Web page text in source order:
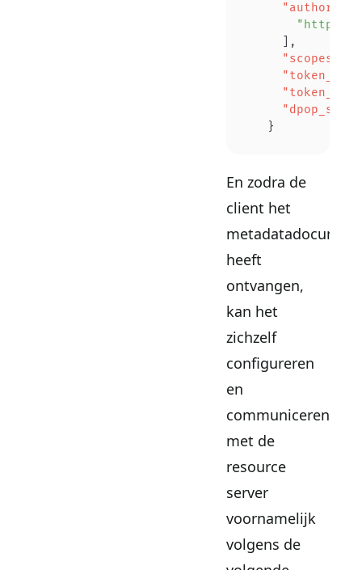
     ],
   }
En zodra de
client het
metadatadocument
heeft
ontvangen,
kan het
zichzelf
configureren
en
communiceren
met de
resource
server
voornamelijk
volgens de